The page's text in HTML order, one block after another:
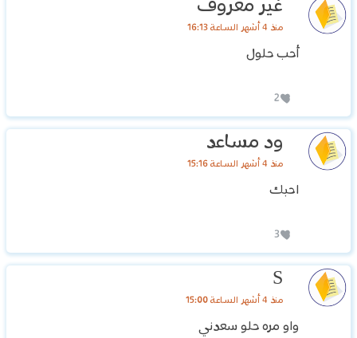
غير معروف
منذ 4 أشهر الساعة 16:13
أحب حلول
2
ود مساعد
منذ 4 أشهر الساعة 15:16
احبك
3
S
منذ 4 أشهر الساعة 15:00
واو مره حلو سعدني